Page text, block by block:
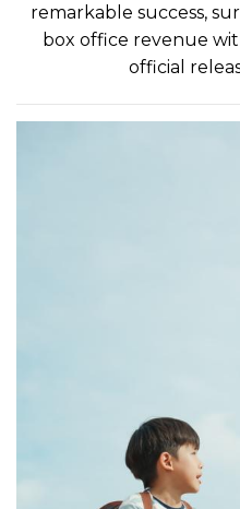
remarkable success,
box office revenue
official